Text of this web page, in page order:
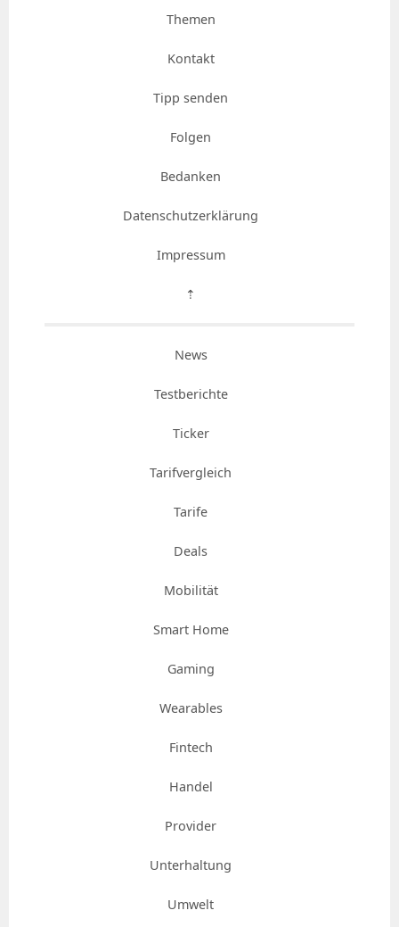
Themen
Kontakt
Tipp senden
Folgen
Bedanken
Datenschutzerklärung
Impressum
⇡
News
Testberichte
Ticker
Tarifvergleich
Tarife
Deals
Mobilität
Smart Home
Gaming
Wearables
Fintech
Handel
Provider
Unterhaltung
Umwelt